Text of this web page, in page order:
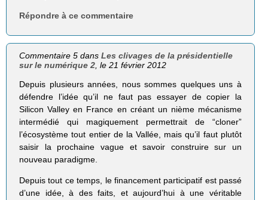
Répondre à ce commentaire
Commentaire 5 dansLes clivages de la présidentielle
sur le numérique 2 , le 21 février 2012
Depuis plusieurs années, nous sommes quelques uns à
défendre l’idée qu’il ne faut pas essayer de copier la
Silicon Valley en France en créant un nième mécanisme
intermédié qui magiquement permettrait de “cloner”
l’écosystème tout entier de la Vallée, mais qu’il faut plutôt
saisir la prochaine vague et savoir construire sur un
nouveau paradigme.
Depuis tout ce temps, le financement participatif est passé
d’une idée, à des faits, et aujourd’hui à une véritable